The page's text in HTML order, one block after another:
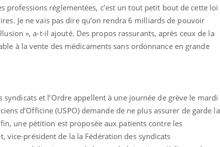
professions réglementées, c’est un tout petit bout de cette loi
Je ne vais pas dire qu’on rendra 6 milliards de pouvoir
», a-t-il ajouté. Des propos rassurants, après ceux de la
à la vente des médicaments sans ordonnance en grande
et l’Ordre appellent à une journée de grève le mardi
d’Officine (USPO) demande de ne plus assurer de garde la
une pétition est proposée aux patients contre les
vice-président de la la Fédération des syndicats